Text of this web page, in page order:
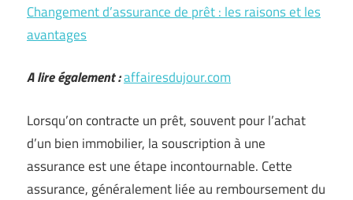
Changement d’assurance de prêt : les raisons et les
avantages
A lire également :affairesdujour.com
Lorsqu’on contracte un prêt, souvent pour l’achat
d’un bien immobilier, la souscription à une
assurance est une étape incontournable. Cette
assurance, généralement liée au remboursement du